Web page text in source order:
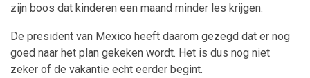
zijn boos dat kinderen een maand minder les krijgen.
De president van Mexico heeft daarom gezegd dat er nog
goed naar het plan gekeken wordt. Het is dus nog niet
zeker of de vakantie echt eerder begint.